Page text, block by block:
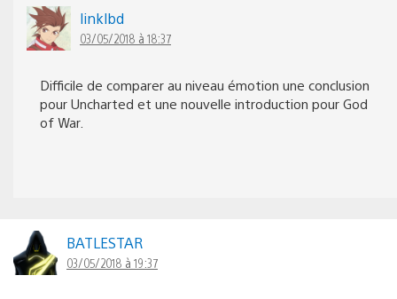
linklbd
03/05/2018 à 18:37
Difficile de comparer au niveau émotion une conclusion
pour Uncharted et une nouvelle introduction pour God
of War.
BATLESTAR
03/05/2018 à 19:37